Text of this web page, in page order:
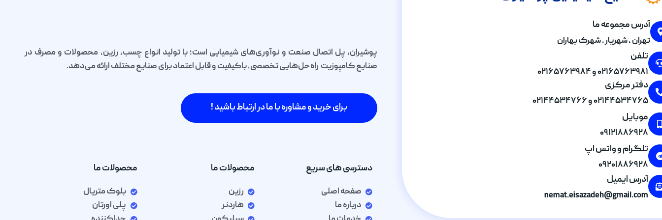
آدرس مجموعه ما
تهران , شهریار . شهرک بهاران
تلفن
۰۲۱۶۵۷۶۳۹۸۱ و ۰۲۱۶۵۷۶۳۹۸۴
دفتر مرکزی
۰۲۱۴۴۵۳۴۷۶۵ و ۰۲۱۴۴۵۳۴۷۶۶
موبایل
۰۹۱۲۱۸۸۶۹۲۸
تلگرام و واتس اپ
۰۹۲۰۱۸۸۶۹۲۸
آدرس ایمیل
nemat.eisazadeh@gmail.com
پوشیران، پل اتصال صنعت و نوآوری‌های شیمیایی است؛ با تولید انواع چسب، رزین، محصولات و مصرف در
صنایع کامپوزیت راه‌حل‌هایی تخصصی، باکیفیت و قابل اعتماد برای صنایع مختلف ارائه می‌دهد.
برای خرید و مشاوره با ما در ارتباط باشید !
دسترسی های سریع
صفحه اصلی
درباره ما
محصولات ما
رزین
هاردنر
محصولات ما
بلوک متریال
پلی اورتان